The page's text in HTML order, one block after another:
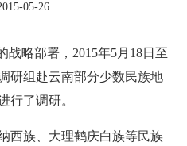
05-26
战略部署，2015年5月18日至
研组赴云南部分少数民族地
行了调研。
西族、大理鹤庆白族等民族